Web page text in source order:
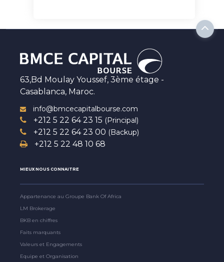
63,Bd Moulay Youssef, 3ème étage -
Casablanca, Maroc.
info@bmcecapitalbourse.com
+212 5 22 64 23 15 (Principal)
+212 5 22 64 23 00 (Backup)
+212 5 22 48 10 68
MIEUX NOUS CONNAITRE
Appartenance au Groupe Bank Of Africa
LM Brokerage
BKB en chiffres
Faits marquants
Valeurs et Engagements
Equipe et Organisation